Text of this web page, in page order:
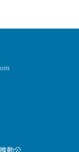
動公